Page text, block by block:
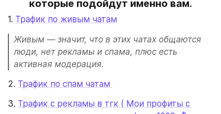
которые подойдут именно вам.
1. Трафик по живым чатам
Живым — значит, что в этих чатах общаются
люди, нет рекламы и спама, плюс есть
активная модерация.
2. Трафик по спам чатам
3. Трафик с рекламы в тгк ( Мои профиты с